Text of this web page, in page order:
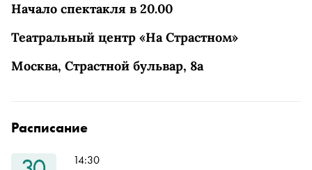
Начало спектакля в 20.00
Театральный центр «На Страстном»
Москва, Страстной бульвар, 8а
Расписание
14:30